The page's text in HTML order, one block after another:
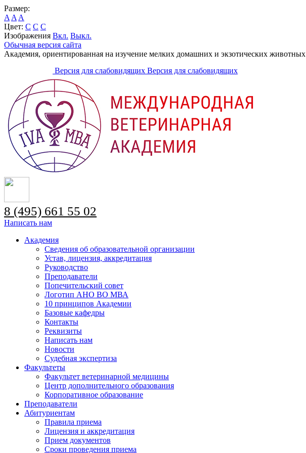
Размер:
A A A
Цвет: C C C
Изображения Вкл. Выкл.
Обычная версия сайта
Академия, ориентированная на изучение мелких домашних и экзотических животных
Версия для слабовидящих Версия для слабовидящих
8 (495) 661 55 02
Написать нам
Академия
Сведения об образовательной организации
Устав, лицензия, аккредитация
Руководство
Преподаватели
Попечительский совет
Логотип АНО ВО МВА
10 принципов Академии
Базовые кафедры
Контакты
Реквизиты
Написать нам
Новости
Судебная экспертиза
Факультеты
Факультет ветеринарной медицины
Центр дополнительного образования
Корпоративное образование
Преподаватели
Абитуриентам
Правила приема
Лицензия и аккредитация
Прием документов
Сроки проведения приема